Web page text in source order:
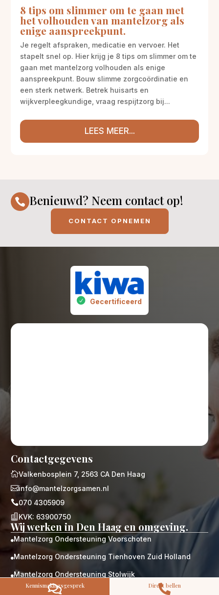
8 tips om slimmer om te gaan met
het volhouden van mantelzorg als
enige aanspreekpunt.
Je regelt afspraken, medicatie en vervoer. Het
stapelt snel op. Hier krijg je 8 tips om slimmer om te
gaan met mantelzorg volhouden als enige
aanspreekpunt. Bouw slimme zorgcoördinatie en
een sterk netwerk. Betrek huisarts en
wijkverpleegkundige, vraag respijtzorg bij...
LEES MEER...
 Benieuwd? Neem contact op!
CONTACT OPNEMEN
Gecertificeerd
Gratis
kennismaking?
Neem vrijblijvend contact op!
Zorg op maat
Persoonlijke zorgplan
Altijd vertrouwde gezichten
Hoog gekwalificeerd
Kennismakingsgesprek
Contact opnemen
Contactgegevens
Valkenbosplein 7, 2563 CA Den Haag
info@mantelzorgsamen.nl
070 4305909
 KVK: 63900750
Wij werken in Den Haag en omgeving.
 Mantelzorg Ondersteuning Voorschoten
 Mantelzorg Ondersteuning Tienhoven Zuid Holland
 Mantelzorg Ondersteuning Stolwijk
Mantelzorg Ondersteuning Schoonhoven

Kennismakingsgesprek 
Direct bellen